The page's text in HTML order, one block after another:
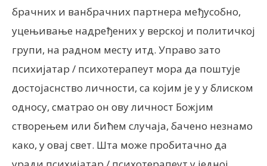
брачних и ванбрачних партнера међусобно,
уцењивање надређених у верској и политичкој
групи, на радном месту итд. Управо зато
психијатар / психотерапеут мора да поштује
достојаснство личности, са којим је у у блиском
односу, сматрао он ову личност Божјим
створењем или бићем случаја, бачено незнамо
како, у овај свет. Шта може пробитачно да